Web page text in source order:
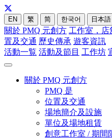
EN 繁 简 한국어 日本語
關於 PMQ 元創方 工作室，店
置及交通 歷史傳承 遊客資訊
活動一覧 活動及節目 工作坊
關於 PMQ 元創方
PMQ 是
位置及交通
場地簡介及設施
單位及場地租賃
創意工作室 / 期間